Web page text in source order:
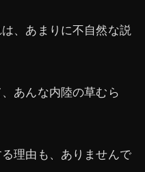
、あまりに不自然な説
あんな内陸の草むら
理由も、ありませんで